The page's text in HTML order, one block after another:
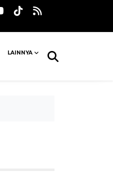
LAINNYA